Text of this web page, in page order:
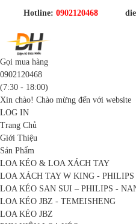
Hotline: 0902120468
Gọi mua hàng
0902120468
(7:30 - 18:00)
Xin chào! Chào mừng đến với website
LOG IN
Trang Chủ
Giới Thiệu
Sản Phẩm
LOA KÉO & LOA XÁCH TAY
LOA XÁCH TAY W KING - PHILIPS
LOA KÉO SAN SUI – PHILIPS -
LOA KÉO JBZ - TEMEISHENG
LOA KÉO JBZ